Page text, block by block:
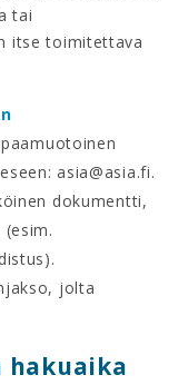
tai
itse toimitettava
asia@asia.fi.
dokumentti,
jolta
hakuaika